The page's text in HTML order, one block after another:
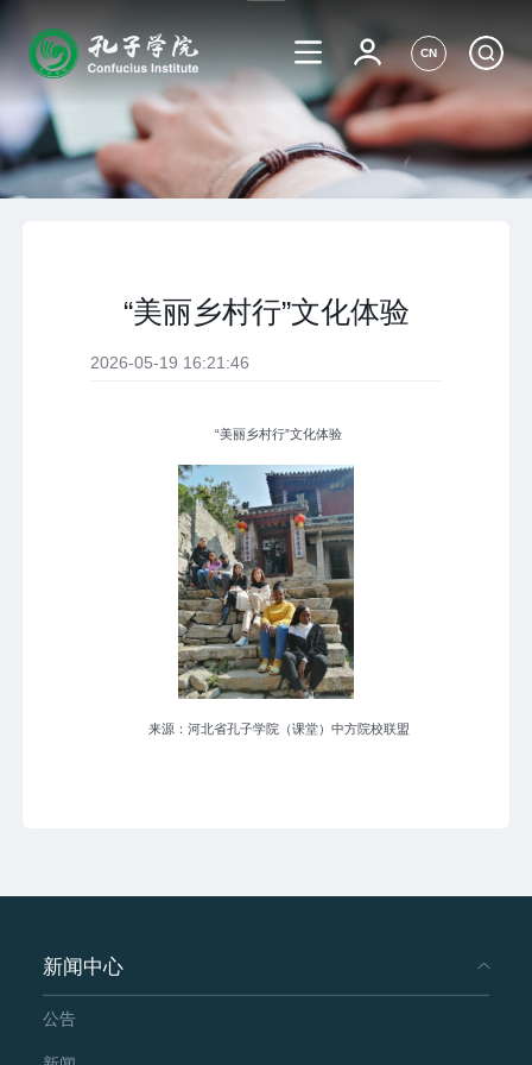
CN
“美丽乡村行”文化体验
2026-05-19 16:21:46
“美丽乡村行”文化体验
来源：河北省孔子学院（课堂）中方院校联盟
新闻中心
公告